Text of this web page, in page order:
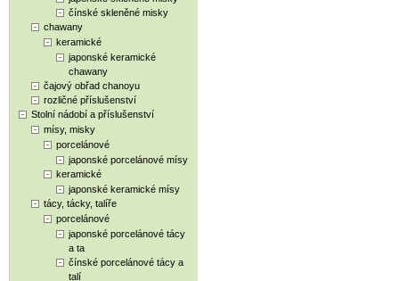
čínské skleněné misky
chawany
keramické
japonské keramické
chawany
čajový obřad chanoyu
rozličné příslušenství
Stolní nádobí a příslušenství
mísy, misky
porcelánové
japonské porcelánové mísy
keramické
japonské keramické mísy
tácy, tácky, talíře
porcelánové
japonské porcelánové tácy
a ta
čínské porcelánové tácy a
talí